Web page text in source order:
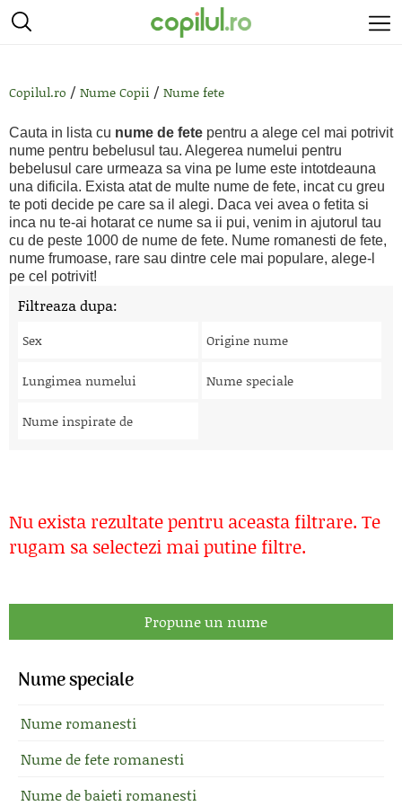
Copilul.ro / Nume Copii / Nume fete
Cauta in lista cu nume de fete pentru a alege cel mai potrivit
nume pentru bebelusul tau. Alegerea numelui pentru
bebelusul care urmeaza sa vina pe lume este intotdeauna
una dificila. Exista atat de multe nume de fete, incat cu greu
te poti decide pe care sa il alegi. Daca vei avea o fetita si
inca nu te-ai hotarat ce nume sa ii pui, venim in ajutorul tau
cu de peste 1000 de nume de fete. Nume romanesti de fete,
nume frumoase, rare sau dintre cele mai populare, alege-l
pe cel potrivit!
Filtreaza dupa:
Sex Origine nume
Lungimea numelui Nume speciale
Nume inspirate de
Nu exista rezultate pentru aceasta filtrare. Te
rugam sa selectezi mai putine filtre.
Propune un nume
Nume speciale
Nume romanesti
Nume de fete romanesti
Nume de baieti romanesti